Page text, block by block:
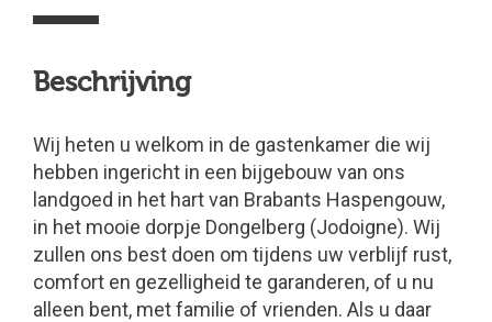
Beschrijving
Wij heten u welkom in de gastenkamer die wij
hebben ingericht in een bijgebouw van ons
landgoed in het hart van Brabants Haspengouw,
in het mooie dorpje Dongelberg (Jodoigne). Wij
zullen ons best doen om tijdens uw verblijf rust,
comfort en gezelligheid te garanderen, of u nu
alleen bent, met familie of vrienden. Als u daar